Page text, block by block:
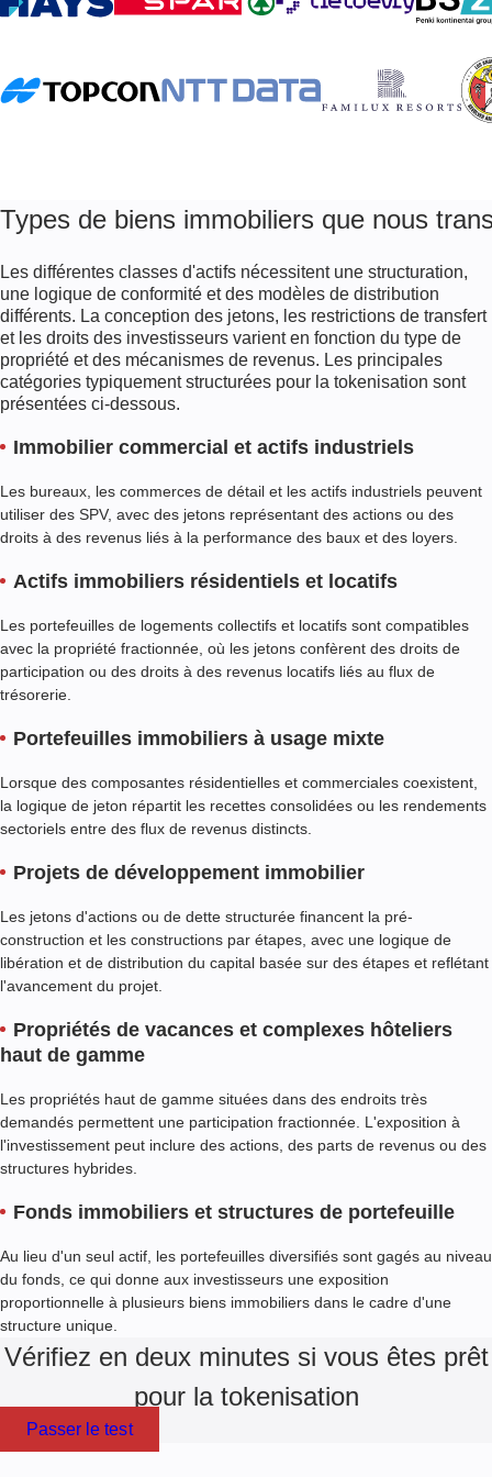
Types de biens immobiliers que nous
Les différentes classes d'actifs nécessitent une structuration,
une logique de conformité et des modèles de distribution
différents. La conception des jetons, les restrictions de transfert
et les droits des investisseurs varient en fonction du type de
propriété et des mécanismes de revenus. Les principales
catégories typiquement structurées pour la tokenisation sont
présentées ci-dessous.
Immobilier commercial et actifs industriels
Les bureaux, les commerces de détail et les actifs industriels peuvent
utiliser des SPV, avec des jetons représentant des actions ou des
droits à des revenus liés à la performance des baux et des loyers.
Actifs immobiliers résidentiels et locatifs
Les portefeuilles de logements collectifs et locatifs sont compatibles
avec la propriété fractionnée, où les jetons confèrent des droits de
participation ou des droits à des revenus locatifs liés au flux de
trésorerie.
Portefeuilles immobiliers à usage mixte
Lorsque des composantes résidentielles et commerciales coexistent,
la logique de jeton répartit les recettes consolidées ou les rendements
sectoriels entre des flux de revenus distincts.
Projets de développement immobilier
Les jetons d'actions ou de dette structurée financent la pré-
construction et les constructions par étapes, avec une logique de
libération et de distribution du capital basée sur des étapes et reflétant
l'avancement du projet.
Propriétés de vacances et complexes hôteliers
haut de gamme
Les propriétés haut de gamme situées dans des endroits très
demandés permettent une participation fractionnée. L'exposition à
l'investissement peut inclure des actions, des parts de revenus ou des
structures hybrides.
Fonds immobiliers et structures de portefeuille
Au lieu d'un seul actif, les portefeuilles diversifiés sont gagés au niveau
du fonds, ce qui donne aux investisseurs une exposition
proportionnelle à plusieurs biens immobiliers dans le cadre d'une
structure unique.
Vérifiez en deux minutes si vous êtes prêt
pour la tokenisation
Passer le test